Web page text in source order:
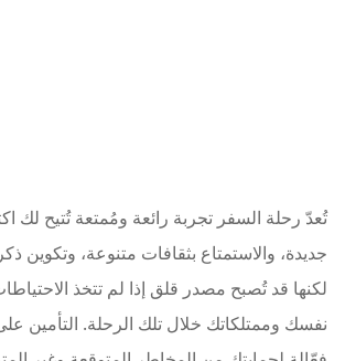
تُعدّ رحلة السفر تجربة رائعة ومُمتعة تُتيح لك
جديدة، والاستمتاع بثقافات متنوعة، وتكوين
لكنها قد تُصبح مصدر قلق إذا لم تتخذ
نفسك وممتلكاتك خلال تلك الرحلة. التأمين